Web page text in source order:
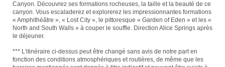
Canyon. Découvrez ses formations rocheuses, la taille et la beauté de ce
canyon. Vous escaladerez et explorerez les impressionnantes formations
« Amphithéâtre », « Lost City », le pittoresque « Garden of Eden » et les «
North and South Walls » à couper le souffle. Direction Alice Springs après
le déjeuner.
*** L'itinéraire ci-dessus peut être changé sans avis de notre part en
fonction des conditions atmosphériques et routières, de même que les